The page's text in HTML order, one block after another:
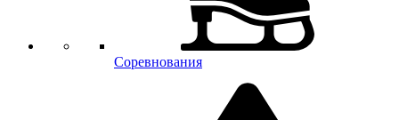
Соревнования